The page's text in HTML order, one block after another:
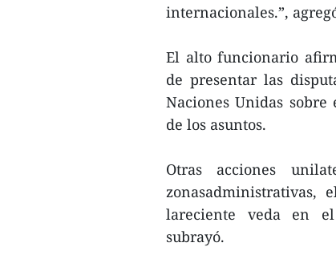
internacionales.”,
El alto funcionario
de presentar las
Naciones Unidas
de los asuntos.
Otras acciones
lareciente veda en el
subrayó.